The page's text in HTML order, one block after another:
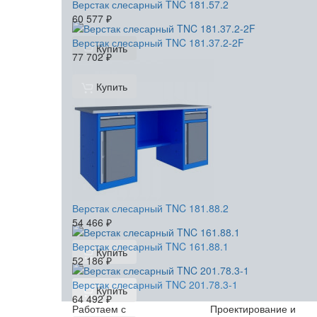
Верстак слесарный TNC 181.57.2
60 577 ₽
Купить
Верстак слесарный TNC 181.37.2-2F
77 702₽
Купить
Верстак слесарный TNC 181.88.2
54 466 ₽
Купить
Верстак слесарный TNC 161.88.1
52 186₽
Купить
Верстак слесарный TNC 201.78.3-1
64 492₽
Работаем с
Проектирование и